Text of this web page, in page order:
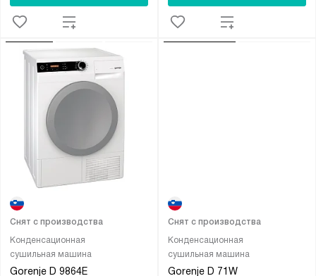
Конденсационная
сушильная машина
Gorenje D 9864E
Снят с производства
Конденсационная
сушильная машина
Gorenje D 71W
Снят с производства